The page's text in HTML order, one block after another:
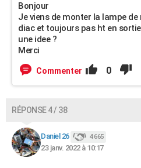
Bonjour
Je viens de monter la lampe
diac et toujours pas ht en
une idee ?
Merci
Commenter 0
RÉPONSE 4 / 38
Daniel 26 4 665
23 janv. 2022 à 10:17